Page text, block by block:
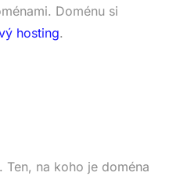
Doménu si
hosting.
Ten, na koho je doména